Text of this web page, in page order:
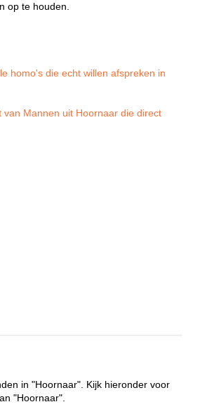
op te houden.
homo's die echt willen afspreken in
van Mannen uit Hoornaar die direct
in "Hoornaar". Kijk hieronder voor
"Hoornaar".